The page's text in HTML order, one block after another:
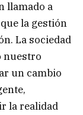
llamado a
la gestión
La sociedad
nuestro
un cambio
la realidad